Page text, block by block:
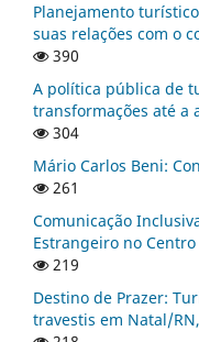
Planejamento
suas relações com o
390
A política pública de
transformações até a
304
Mário Carlos Beni:
261
Comunicação
Estrangeiro no Centro
219
Destino de Prazer:
travestis em Natal/